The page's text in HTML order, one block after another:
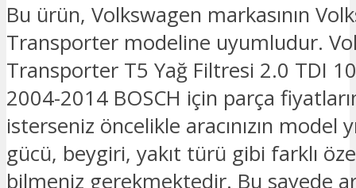
Bu ürün, Volkswagen markasının
Transporter modeline uyumludur.
Transporter T5 Yağ Filtresi 2.0 TDI
2004-2014 BOSCH için parça
isterseniz öncelikle aracınızın model
gücü, beygiri, yakıt türü gibi farklı
bilmeniz gerekmektedir. Bu sayede